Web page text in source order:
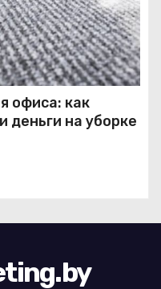
офиса: как
деньги на уборке